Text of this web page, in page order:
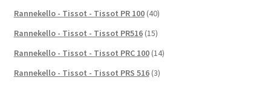
Rannekello - Tissot - Tissot PR 100 (40)
Rannekello - Tissot - Tissot PR516 (15)
Rannekello - Tissot - Tissot PRC 100 (14)
Rannekello - Tissot - Tissot PRS 516 (3)